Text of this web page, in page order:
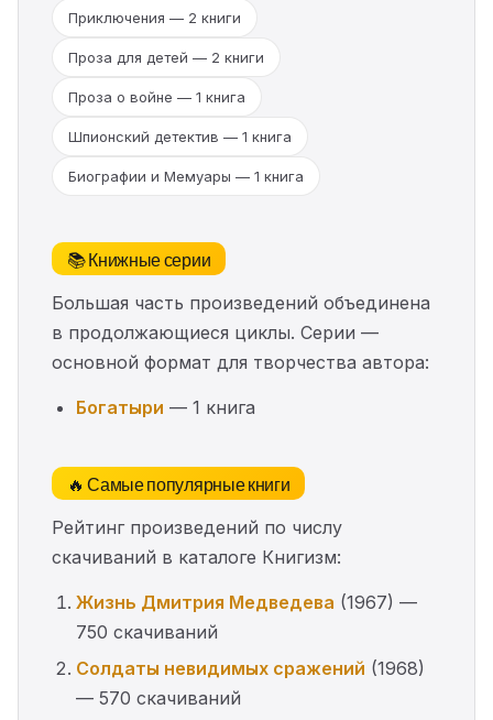
Приключения — 2 книги
Проза для детей — 2 книги
Проза о войне — 1 книга
Шпионский детектив — 1 книга
Биографии и Мемуары — 1 книга
📚 Книжные серии
Большая часть произведений объединена
в продолжающиеся циклы. Серии —
основной формат для творчества автора:
Богатыри — 1 книга
🔥 Самые популярные книги
Рейтинг произведений по числу
скачиваний в каталоге Книгизм:
Жизнь Дмитрия Медведева (1967) —
750 скачиваний
Солдаты невидимых сражений (1968)
— 570 скачиваний